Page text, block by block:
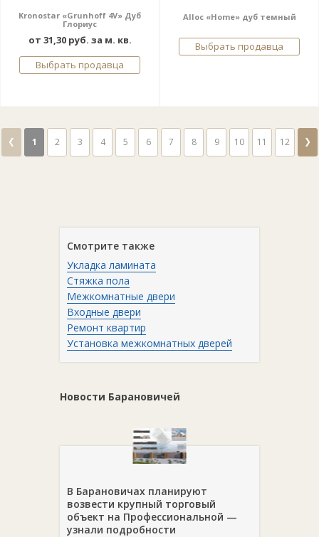
Kronostar «Grunhoff 4V» Дуб
Глориус
от 31,30 руб. за м. кв.
Выбрать продавца
Alloc «Home» дуб темный
Выбрать продавца
❮ 1 2 3 4 5 6 7 8 9 10 11 12 ❯
Смотрите также
Укладка ламината
Стяжка пола
Межкомнатные двери
Входные двери
Ремонт квартир
Установка межкомнатных дверей
Новости Барановичей
В Барановичах планируют
возвести крупный торговый
объект на Профессиональной —
узнали подробности